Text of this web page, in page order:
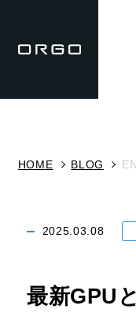
HOME BLOG
2025.03.08
最新GPU